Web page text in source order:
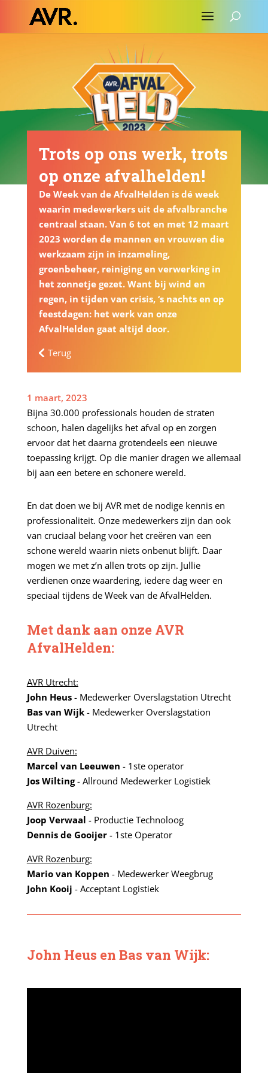
Trots op ons werk, trots
op onze afvalhelden!
De Week van de AfvalHelden is dé week
waarin medewerkers uit de afvalbranche
centraal staan. Van 6 tot en met 12 maart
2023 worden de mannen en vrouwen die
werkzaam zijn in inzameling,
groenbeheer, reiniging en verwerking in
het zonnetje gezet. Want bij wind en
regen, in tijden van crisis, ‘s nachts en op
feestdagen: het werk van onze
AfvalHelden gaat altijd door.
Terug
1 maart, 2023
Bijna 30.000 professionals houden de straten
schoon, halen dagelijks het afval op en zorgen
ervoor dat het daarna grotendeels een nieuwe
toepassing krijgt. Op die manier dragen we allemaal
bij aan een betere en schonere wereld.
En dat doen we bij AVR met de nodige kennis en
professionaliteit. Onze medewerkers zijn dan ook
van cruciaal belang voor het creëren van een
schone wereld waarin niets onbenut blijft. Daar
mogen we met z’n allen trots op zijn. Jullie
verdienen onze waardering, iedere dag weer en
speciaal tijdens de Week van de AfvalHelden.
Met dank aan onze AVR
AfvalHelden:
AVR Utrecht:
John Heus- Medewerker Overslagstation Utrecht
Bas van Wijk- Medewerker Overslagstation
Utrecht
AVR Duiven:
Marcel van Leeuwen - 1ste operator
Jos Wilting- Allround Medewerker Logistiek
AVR Rozenburg:
Joop Verwaal - Productie Technoloog
Dennis de Gooijer- 1ste Operator
AVR Rozenburg:
Mario van Koppen - Medewerker Weegbrug
John Kooij - Acceptant Logistiek
John Heus en Bas van Wijk: